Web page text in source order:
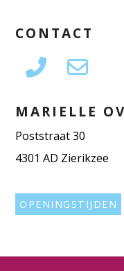
CONTACT
MARIELLE
Poststraat 30
4301 AD Zierikzee
OPENINGSTIJDEN